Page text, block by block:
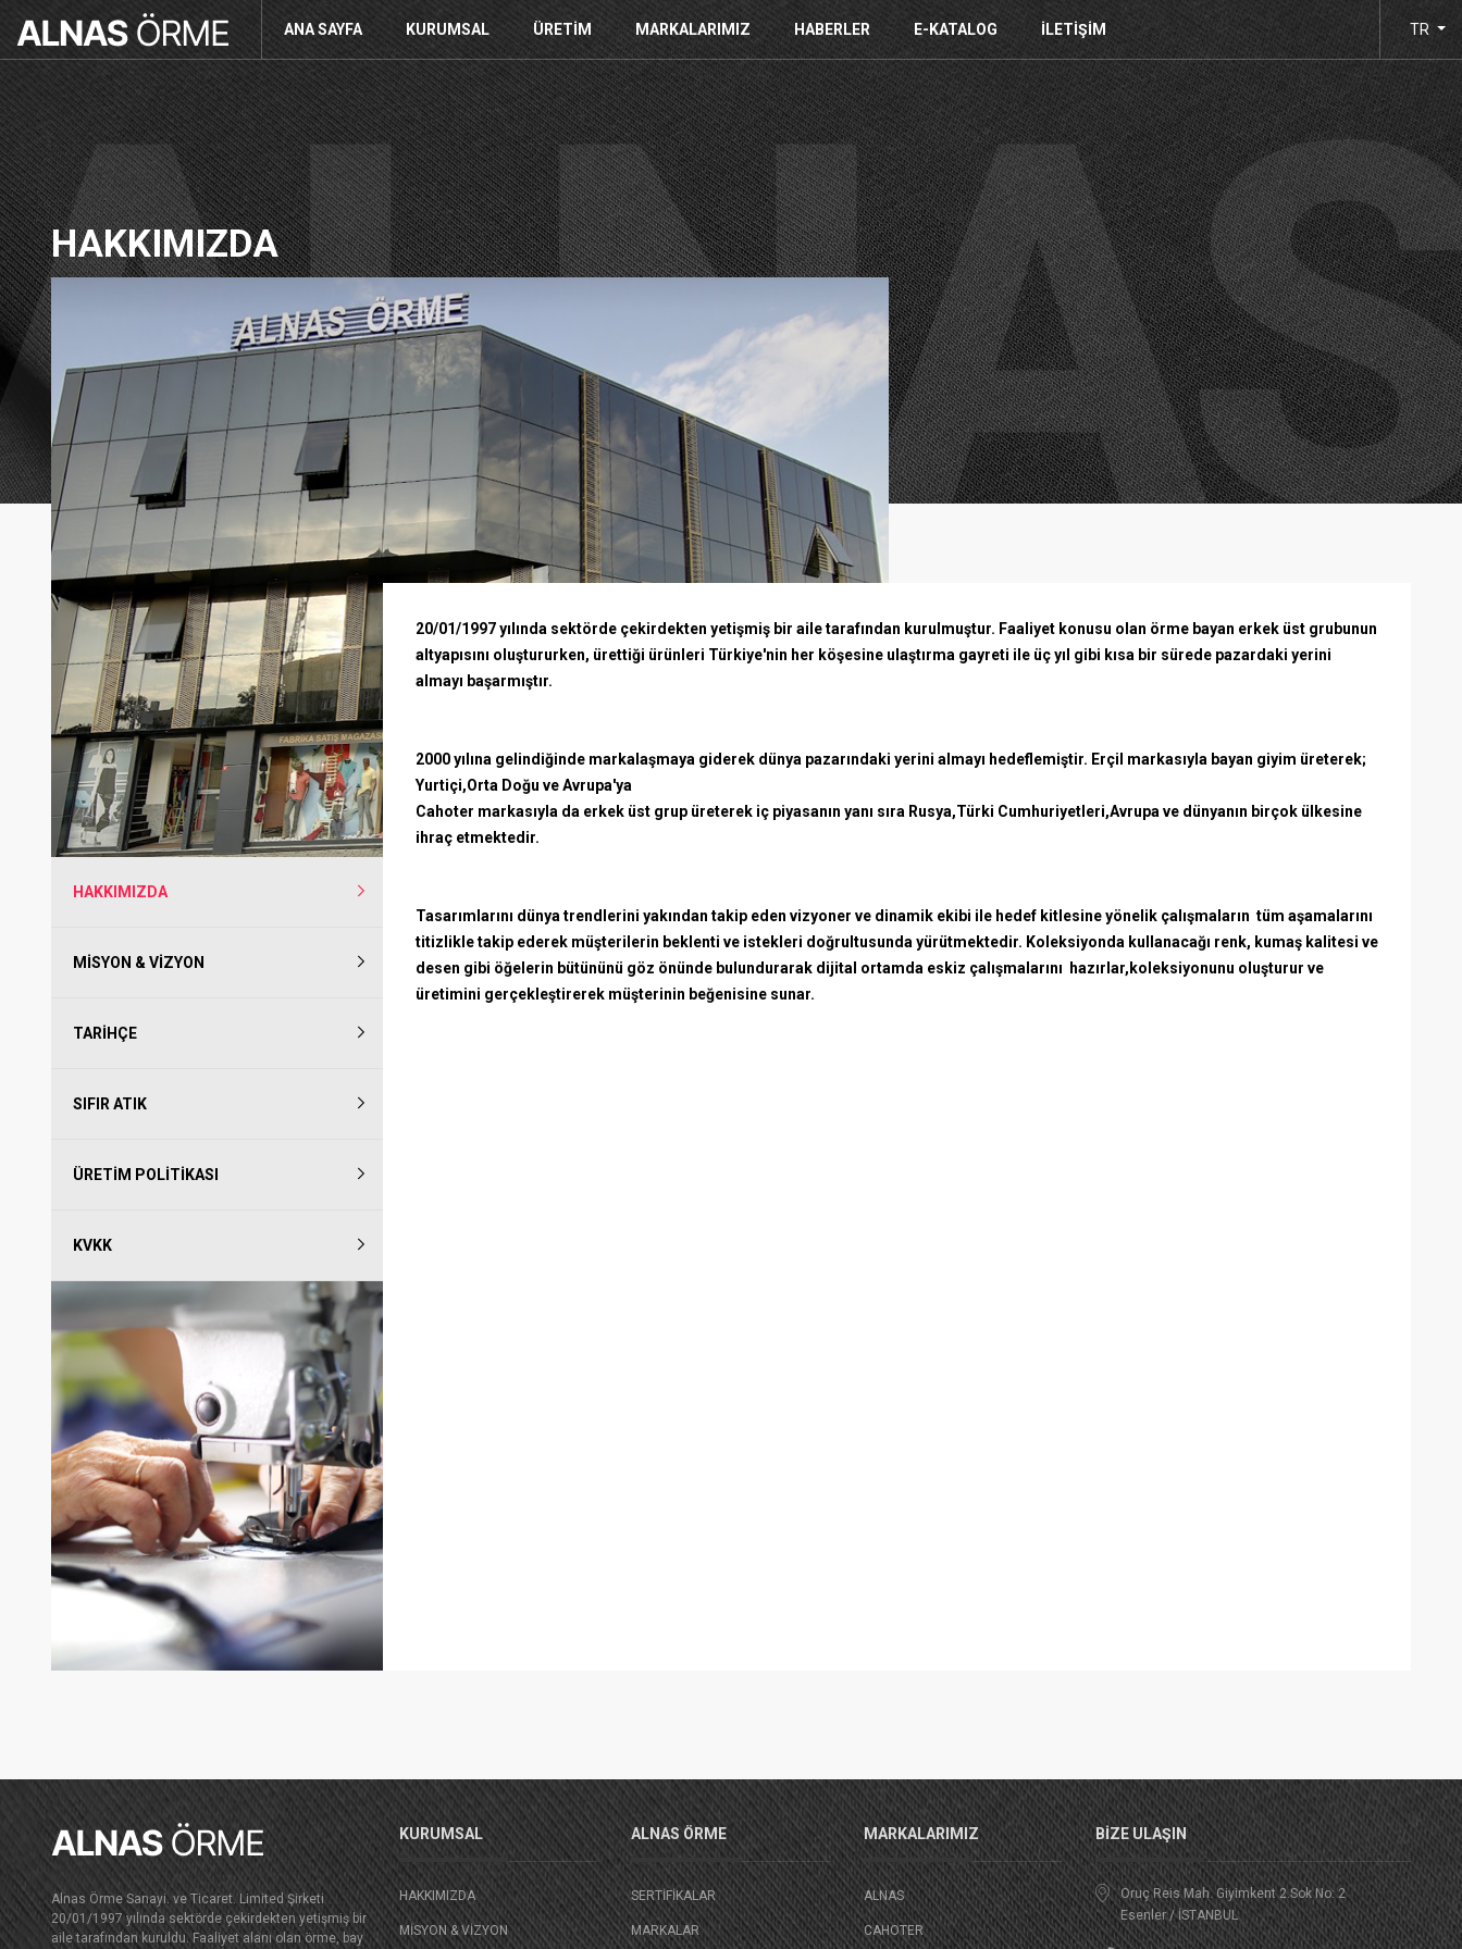
ANA SAYFA KURUMSAL ÜRETIM MARKALARIMIZ HABERLER E-KATALOG İLETIŞIM TR
HAKKIMIZDA
HAKKIMIZDA
MISYON & VIZYON
TARIHÇE
SIFIR ATIK
ÜRETIM POLITIKASI
KVKK
20/01/1997 yılında sektörde çekirdekten yetişmiş bir aile tarafından kurulmuştur. Faaliyet konusu olan örme bayan erkek üst grubunun
altyapısını oluştururken, ürettiği ürünleri Türkiye'nin her köşesine ulaştırma gayreti ile üç yıl gibi kısa bir sürede pazardaki yerini
almayı başarmıştır.
2000 yılına gelindiğinde markalaşmaya giderek dünya pazarındaki yerini almayı hedeflemiştir. Erçil markasıyla bayan giyim üreterek;
Yurtiçi,Orta Doğu ve Avrupa'ya
Cahoter markasıyla da erkek üst grup üreterek iç piyasanın yanı sıra Rusya,Türki Cumhuriyetleri,Avrupa ve dünyanın birçok ülkesine
ihraç etmektedir.
Tasarımlarını dünya trendlerini yakından takip eden vizyoner ve dinamik ekibi ile hedef kitlesine yönelik çalışmaların tüm aşamalarını
titizlikle takip ederek müşterilerin beklenti ve istekleri doğrultusunda yürütmektedir. Koleksiyonda kullanacağı renk, kumaş kalitesi ve
desen gibi öğelerin bütününü göz önünde bulundurarak dijital ortamda eskiz çalışmalarını hazırlar,koleksiyonunu oluşturur ve
üretimini gerçekleştirerek müşterinin beğenisine sunar.
Alnas Örme Sanayi. ve Ticaret. Limited Şirketi
20/01/1997 yılında sektörde çekirdekten yetişmiş bir
aile tarafından kuruldu. Faaliyet alanı olan örme, bay
KURUMSAL
HAKKIMIZDA
MISYON & VIZYON
ALNAS ÖRME
SERTIFIKALAR
MARKALAR
MARKALARIMIZ
ALNAS
CAHOTER
BIZE ULAŞIN
Oruç Reis Mah. Giyimkent 2.Sok No: 2
Esenler / İSTANBUL